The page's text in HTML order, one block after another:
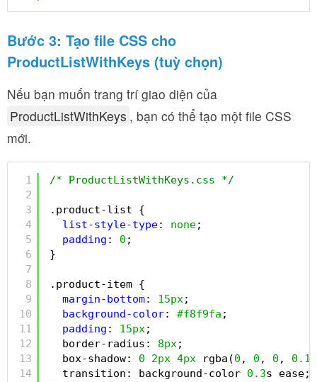
Bước 3: Tạo file CSS cho
ProductListWithKeys (tuỳ chọn)
Nếu bạn muốn trang trí giao diện của
ProductListWithKeys , bạn có thể tạo một file CSS
mới.
1
2
3
4
5
6
7
8
9
10
11
12
13
14
/* ProductListWithKeys.css */
.product-list {
list-style-type: none;
padding : 0 ;
}
.product-item {
margin-bottom: 15px ;
background-color: #f8f9fa ;
padding : 15px ;
border-radius: 8px ;
box-shadow: 0 2px 4px rgba(0 , 0 , 0 , 0.1
transition: background-color 0.3s ease;